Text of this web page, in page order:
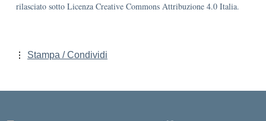
rilasciato sotto Licenza Creative Commons Attribuzione 4.0 Italia.
Stampa / Condividi